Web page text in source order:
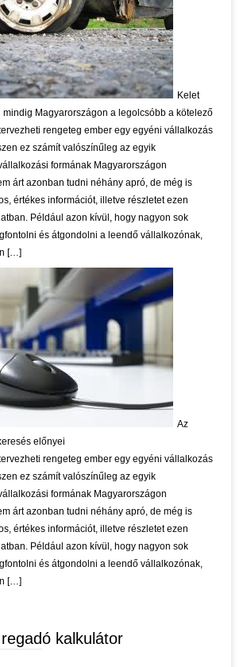
Kelet
mindig Magyarországon a legolcsóbb a kötelező
rengeteg ember egy egyéni vállalkozás
ez számít valószínűleg az egyik
formának Magyarországon
árt azonban tudni néhány apró, de még is
értékes információt, illetve részletet ezen
Például azon kívül, hogy nagyon sok
és átgondolni a leendő vállalkozónak,
[…]
Az
előnyei
rengeteg ember egy egyéni vállalkozás
ez számít valószínűleg az egyik
formának Magyarországon
árt azonban tudni néhány apró, de még is
értékes információt, illetve részletet ezen
Például azon kívül, hogy nagyon sok
és átgondolni a leendő vállalkozónak,
[…]
kalkulátor